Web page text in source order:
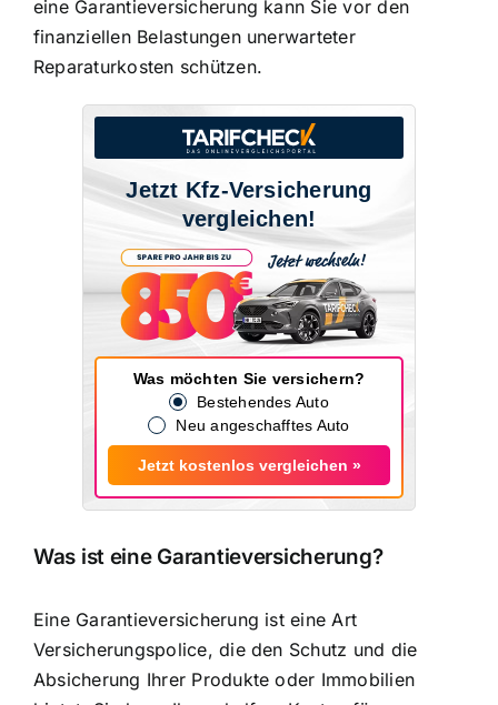
eine Garantieversicherung kann Sie vor den
finanziellen Belastungen unerwarteter
Reparaturkosten schützen.
Jetzt Kfz-Versicherung
vergleichen!
Was möchten Sie versichern?
Bestehendes Auto
Neu angeschafftes Auto
Jetzt kostenlos vergleichen »
Was ist eine Garantieversicherung?
Eine Garantieversicherung ist eine Art
Versicherungspolice, die den Schutz und die
Absicherung Ihrer Produkte oder Immobilien